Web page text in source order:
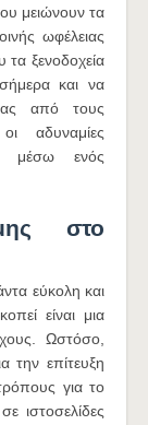
μειώνουν τα
ωφέλειας
ξενοδοχεία
και να
από τους
αδυναμίες
μέσω ενός
στο
εύκολη και
είναι μια
Ωστόσο,
την επίτευξη
για το
ιστοσελίδες